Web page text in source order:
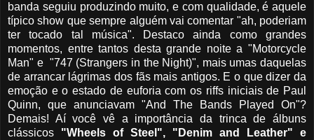
banda seguiu produzindo muito, e com qualidade, é aquele
típico show que sempre alguém vai comentar "ah, poderiam
ter tocado tal música". Destaco ainda como grandes
momentos, entre tantos desta grande noite a "Motorcycle
Man" e "747 (Strangers in the Night)", mais umas daquelas
de arrancar lágrimas dos fãs mais antigos. E o que dizer da
emoção e o estado de euforia com os riffs iniciais de Paul
Quinn, que anunciavam "And The Bands Played On"?
Demais! Aí você vê a importância da trinca de álbuns
clássicos "Wheels of Steel", "Denim and Leather" e